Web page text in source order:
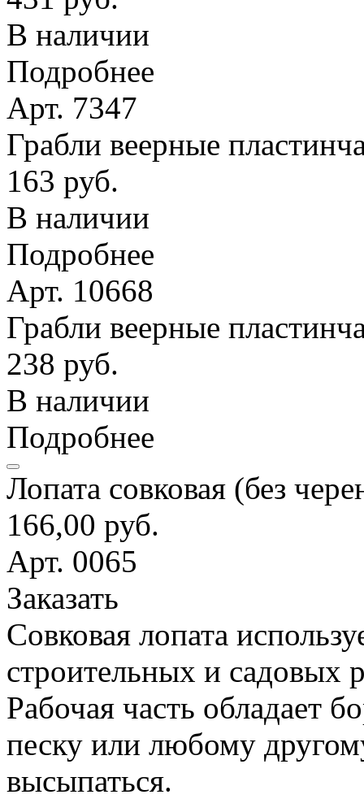
В наличии
Подробнее
Арт. 7347
Грабли веерные
163 руб.
В наличии
Подробнее
Арт. 10668
Грабли веерные
238 руб.
В наличии
Подробнее
Лопата совковая (без
166,00 руб.
Арт. 0065
Заказать
Совковая лопата
строительных и садовых
Рабочая часть обладает
песку или любому
высыпаться.